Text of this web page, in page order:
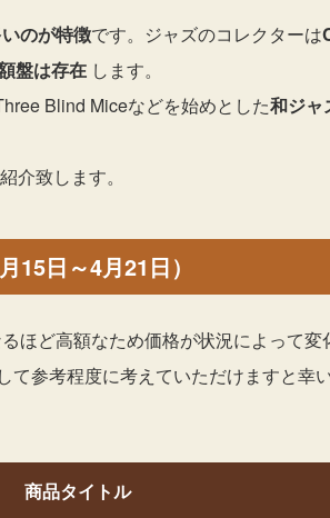
のが特徴です。ジャズのコレクターは
盤は存在 します。
Blind Miceなどを始めとした和ジャ
介致します。
15日～4月21日）
ほど高額なため価格が状況によって変
参考程度に考えていただけますと幸い
商品タイトル